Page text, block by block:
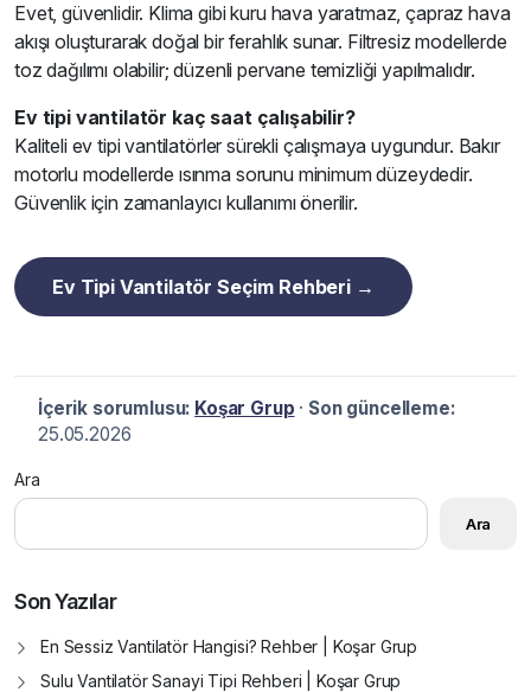
Evet, güvenlidir. Klima gibi kuru hava yaratmaz, çapraz hava
akışı oluşturarak doğal bir ferahlık sunar. Filtresiz modellerde
toz dağılımı olabilir; düzenli pervane temizliği yapılmalıdır.
Ev tipi vantilatör kaç saat çalışabilir?
Kaliteli ev tipi vantilatörler sürekli çalışmaya uygundur. Bakır
motorlu modellerde ısınma sorunu minimum düzeydedir.
Güvenlik için zamanlayıcı kullanımı önerilir.
Ev Tipi Vantilatör Seçim Rehberi →
İçerik sorumlusu: Koşar Grup · Son güncelleme:
25.05.2026
Ara
Ara
Son Yazılar
En Sessiz Vantilatör Hangisi? Rehber | Koşar Grup
Sulu Vantilatör Sanayi Tipi Rehberi | Koşar Grup